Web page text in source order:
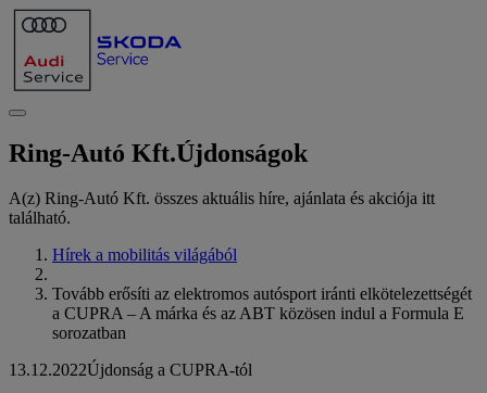
Ring-Autó Kft.Újdonságok
A(z) Ring-Autó Kft. összes aktuális híre, ajánlata és akciója itt
található.
Hírek a mobilitás világából
Tovább erősíti az elektromos autósport iránti elkötelezettségét
a CUPRA – A márka és az ABT közösen indul a Formula E
sorozatban
13.12.2022Újdonság a CUPRA-tól